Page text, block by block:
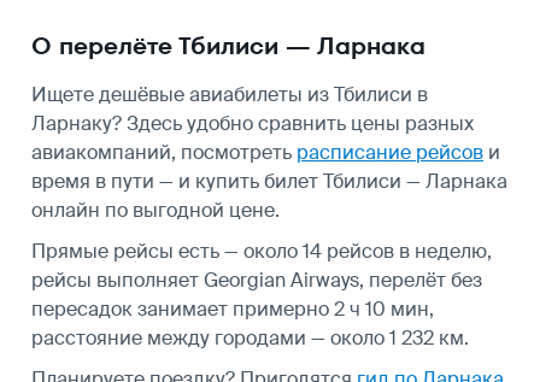
О перелёте Тбилиси — Ларнака
Ищете дешёвые авиабилеты из Тбилиси в
Ларнаку? Здесь удобно сравнить цены разных
авиакомпаний, посмотреть расписание рейсов и
время в пути — и купить билет Тбилиси — Ларнака
онлайн по выгодной цене.
Прямые рейсы есть — около 14 рейсов в неделю,
рейсы выполняет Georgian Airways, перелёт без
пересадок занимает примерно 2 ч 10 мин,
расстояние между городами — около 1 232 км.